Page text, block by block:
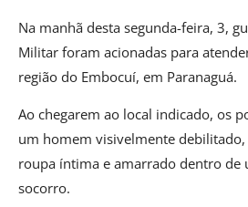
Na manhã desta segunda-feira, 3,
Militar foram acionadas para
região do Embocuí, em Paranaguá.
Ao chegarem ao local indicado, os
um homem visivelmente
roupa íntima e amarrado dentro de
socorro.